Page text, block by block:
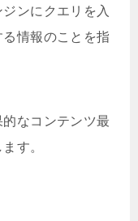
ンにクエリを入
情報のことを指
なコンテンツ最
す。